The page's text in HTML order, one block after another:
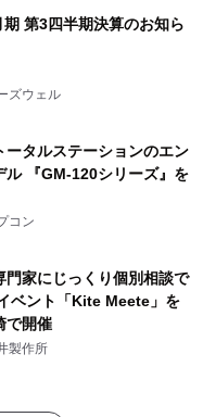
第3四半期決算のお知ら
ズウェル
ータルステーションのエン
ル 『GM-120シリーズ』を
コン
門家にじっくり個別相談で
ベント「Kite Meete」を
で開催
製作所